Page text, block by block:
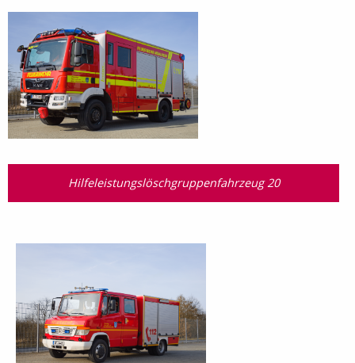
Hilfeleistungslösch­gruppen­fahrzeug 20